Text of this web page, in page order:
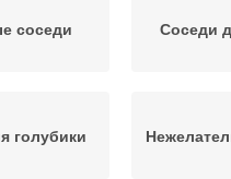
соседи Соседи
голубики